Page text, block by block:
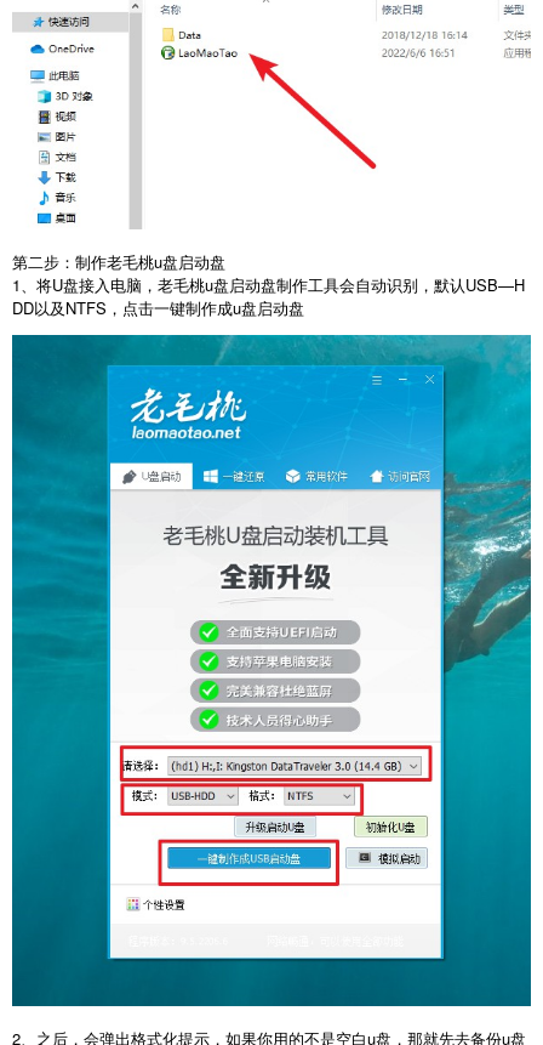
第二步：制作老毛桃u盘启动盘
1、将U盘接入电脑，老毛桃u盘启动盘制作工具会自动识别，默认USB—H
DD以及NTFS，点击一键制作成u盘启动盘
2、之后，会弹出格式化提示，如果你用的不是空白u盘，那就先去备份u盘